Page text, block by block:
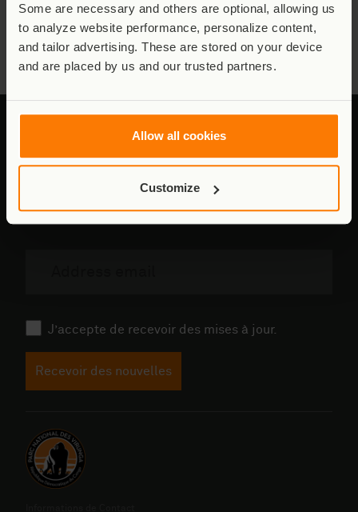
Some are necessary and others are optional, allowing us
to analyze website performance, personalize content,
and tailor advertising. These are stored on your device
and are placed by us and our trusted partners.
Allow all cookies
Customize
Virunga Energies.
Newsletter (FR)
J’accepte de recevoir des mises à jour.
Recevoir des nouvelles